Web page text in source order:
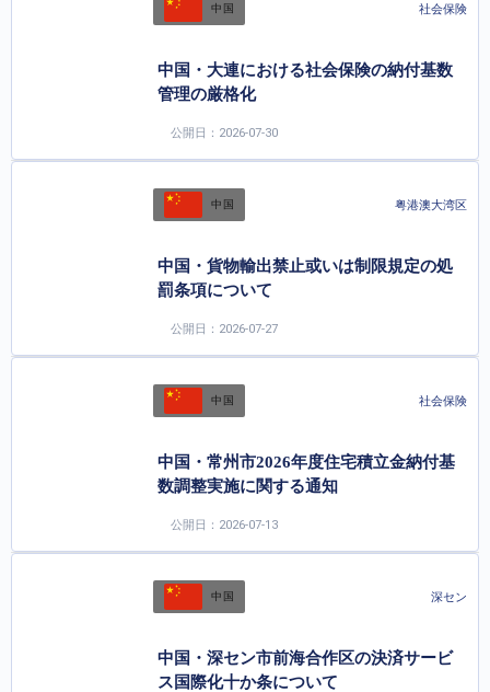
中国 社会保険
中国・大連における社会保険の納付基数
管理の厳格化
公開日：2026-07-30
中国 粤港澳大湾区
中国・貨物輸出禁止或いは制限規定の処
罰条項について
公開日：2026-07-27
中国 社会保険
中国・常州市2026年度住宅積立金納付基
数調整実施に関する通知
公開日：2026-07-13
中国 深セン
中国・深セン市前海合作区の決済サービ
ス国際化十か条について